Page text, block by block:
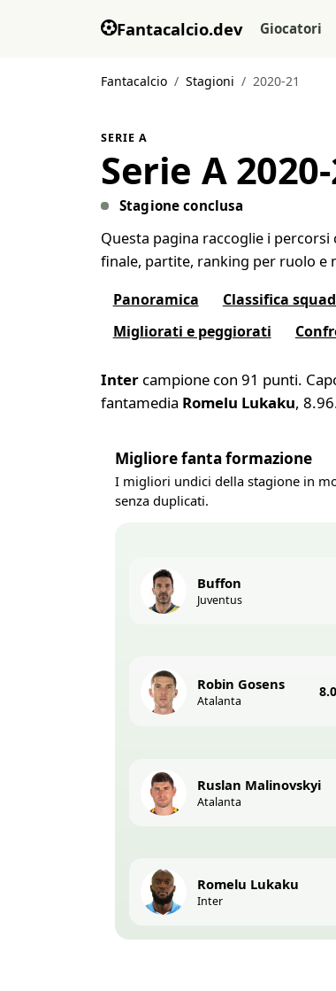
Fantacalcio.dev Giocatori
Fantacalcio Stagioni 2020-21
SERIE A
Serie A
Stagione conclusa
Questa pagina raccoglie i percorsi
finale, partite, ranking per ruolo e
Panoramica
Classifica
Migliorati e peggiorati
Inter campione con 91 punti.
fantamedia Romelu Lukaku,
Migliore fanta formazione
I migliori undici della stagione in
senza duplicati.
Buffon
Juventus
Robin Gosens
Atalanta
Ruslan Malinovskyi
Atalanta
Romelu Lukaku
Inter